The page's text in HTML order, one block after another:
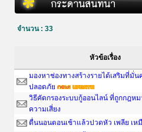
จำนวน : 33
หัวข้อเรื่อง
มองหาช่องทางสร้างรายได้เสริมที่มั่น
ปลอดภัย
วิธีคัดกรองระบบกู้ออนไลน์ ที่ถูกกฎหม
ความเสี่ยง
ตื่นนอนตอนเช้าแล้วปวดหัว เพลีย เห